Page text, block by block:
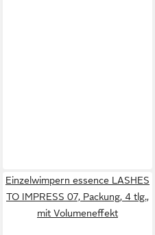
Einzelwimpern essence LASHES
TO IMPRESS 07, Packung, 4 tlg.,
mit Volumeneffekt